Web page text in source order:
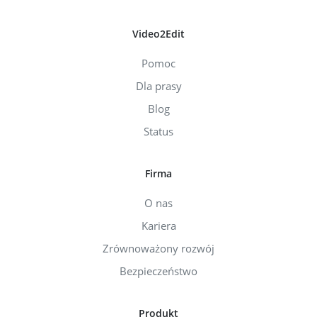
Video2Edit
Pomoc
Dla prasy
Blog
Status
Firma
O nas
Kariera
Zrównoważony rozwój
Bezpieczeństwo
Produkt